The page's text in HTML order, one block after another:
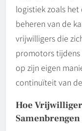
logistiek zoals
beheren van de
vrijwilligers die
promotors tijdens
op zijn eigen
continuïteit van
Hoe
Samenbrengen